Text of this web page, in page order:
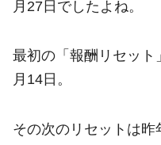
月27日でしたよね。
最初の「報酬リセッ
月14日。
その次のリセットは昨